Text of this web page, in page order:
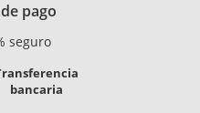
pago
seguro
bancaria